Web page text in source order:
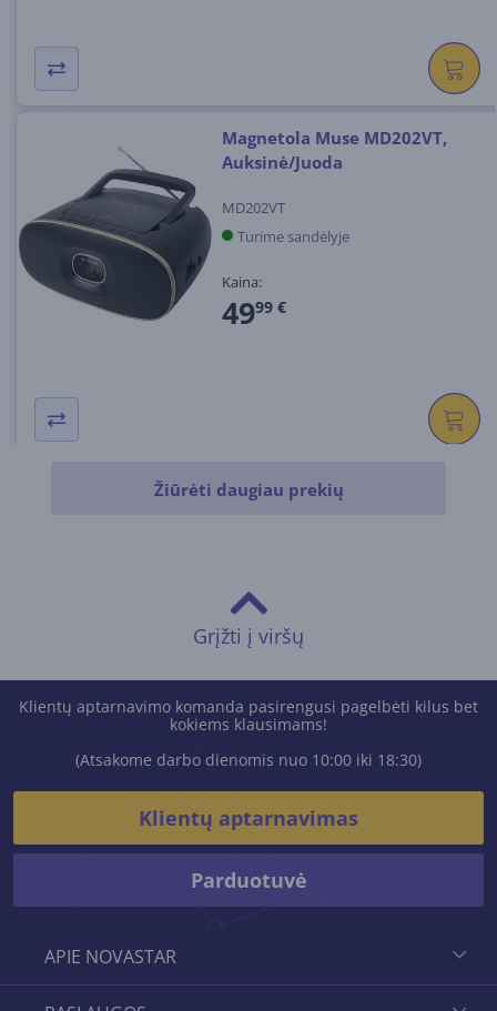
Magnetola Muse MD202VT,
Auksinė/Juoda
MD202VT
Turime sandėlyje
Kaina:
4999 €
Žiūrėti daugiau prekių
Grįžti į viršų
APIE NOVASTAR
Klientų aptarnavimo komanda pasirengusi pagelbėti kilus bet
kokiems klausimams!
(Atsakome darbo dienomis nuo 10:00 iki 18:30)
Klientų aptarnavimas
Parduotuvė